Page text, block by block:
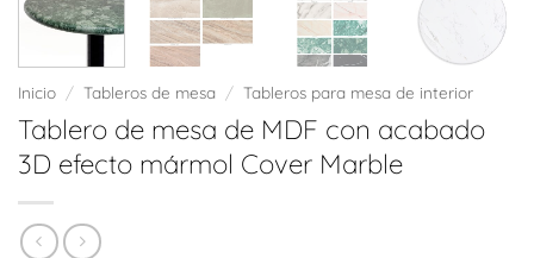
Inicio / Tableros de mesa / Tableros para mesa de interior
Tablero de mesa de MDF con acabado
3D efecto mármol Cover Marble